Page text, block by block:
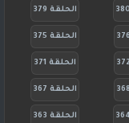
الحلقة 379
الحلقة 375
الحلقة 371
الحلقة 367
الحلقة 363